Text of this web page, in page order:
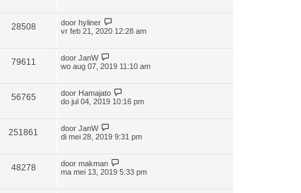
28508 door hyliner
vr feb 21, 2020 12:28 am
79611 door JanW
wo aug 07, 2019 11:10 am
56765 door Hamajato
do jul 04, 2019 10:16 pm
251861 door JanW
di mei 28, 2019 9:31 pm
48278 door makman
ma mei 13, 2019 5:33 pm